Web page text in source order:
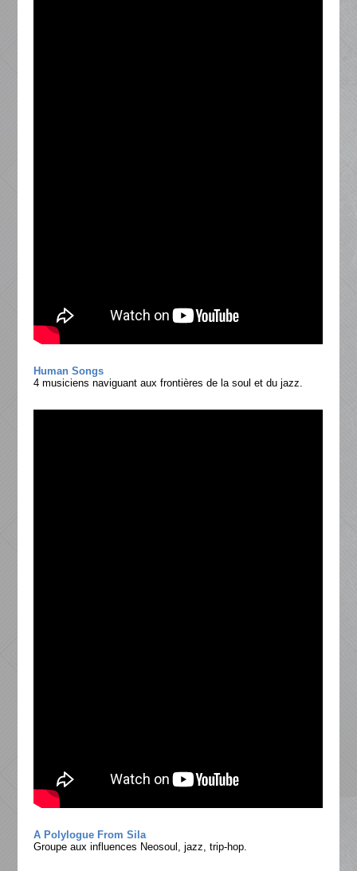
Human Songs
4 musiciens naviguant aux frontières de la soul et du jazz.
A Polylogue From Sila
Groupe aux influences Neosoul, jazz, trip-hop.